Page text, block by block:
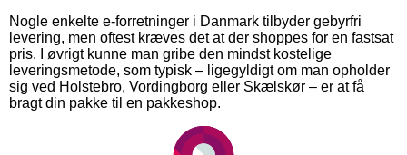
Nogle enkelte e-forretninger i Danmark tilbyder gebyrfri
levering, men oftest kræves det at der shoppes for en fastsat
pris. I øvrigt kunne man gribe den mindst kostelige
leveringsmetode, som typisk – ligegyldigt om man opholder
sig ved Holstebro, Vordingborg eller Skælskør – er at få
bragt din pakke til en pakkeshop.